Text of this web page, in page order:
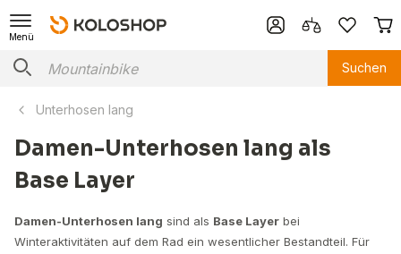
Menü
Suchen
Unterhosen lang
Damen-Unterhosen lang als
Base Layer
Damen-Unterhosen lang sind als Base Layer bei
Winteraktivitäten auf dem Rad ein wesentlicher Bestandteil. Für